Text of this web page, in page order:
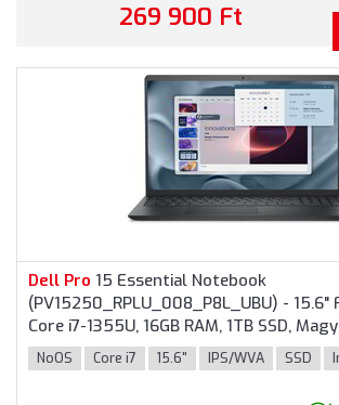
269 900 Ft
Dell Pro 15 Essential Notebook
(PV15250_RPLU_008_P8L_UBU) -
Core i7-1355U, 16GB RAM, 1TB SSD,
Operációs rendszer nélkül, 3 év
színben
NoOS Core i7 15.6" IPS/WVA SSD